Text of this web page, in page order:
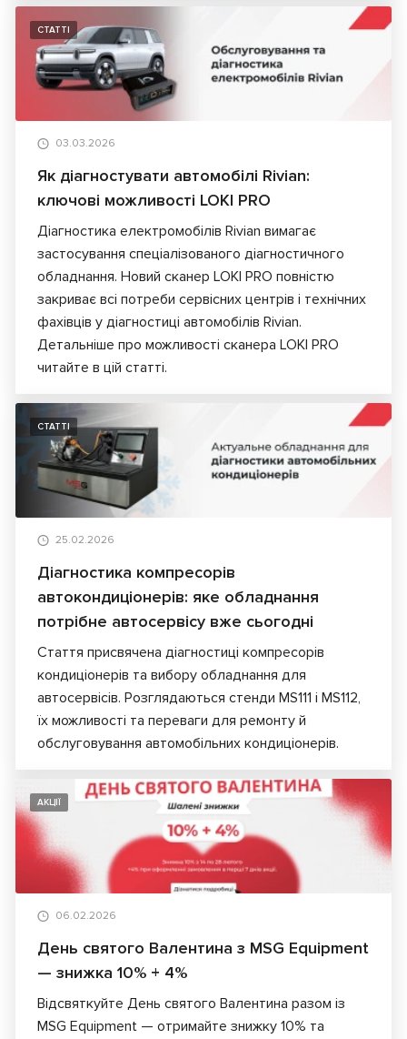
СТАТТІ
03.03.2026
Як діагностувати автомобілі Rivian:
ключові можливості LOKI PRO
Діагностика електромобілів Rivian вимагає
застосування спеціалізованого діагностичного
обладнання. Новий сканер LOKI PRO повністю
закриває всі потреби сервісних центрів і технічних
фахівців у діагностиці автомобілів Rivian.
Детальніше про можливості сканера LOKI PRO
читайте в цій статті.
СТАТТІ
25.02.2026
Діагностика компресорів
автокондиціонерів: яке обладнання
потрібне автосервісу вже сьогодні
Стаття присвячена діагностиці компресорів
кондиціонерів та вибору обладнання для
автосервісів. Розглядаються стенди MS111 і MS112,
їх можливості та переваги для ремонту й
обслуговування автомобільних кондиціонерів.
АКЦІЇ
06.02.2026
День святого Валентина з MSG Equipment
— знижка 10% + 4%
Відсвяткуйте День святого Валентина разом із
MSG Equipment — отримайте знижку 10% та